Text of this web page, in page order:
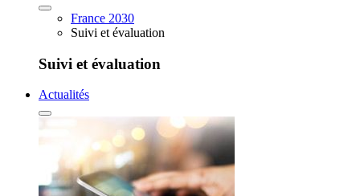
France 2030
Suivi et évaluation
Suivi et évaluation
Actualités